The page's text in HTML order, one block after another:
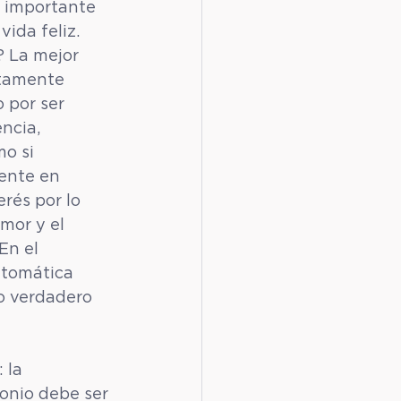
importante
feliz.
La mejor
por ser
si
en
por lo
y el
el
verdadero
la
debe ser